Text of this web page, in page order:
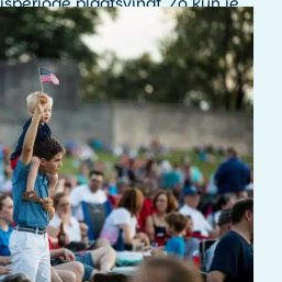
sportwedstrijd of
je reis.